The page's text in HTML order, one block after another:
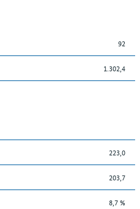
92
1.302,4
223,0
203,7
8,7 %